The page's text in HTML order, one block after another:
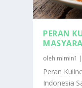
PERAN
oleh mimin1 |
Peran
Indonesia